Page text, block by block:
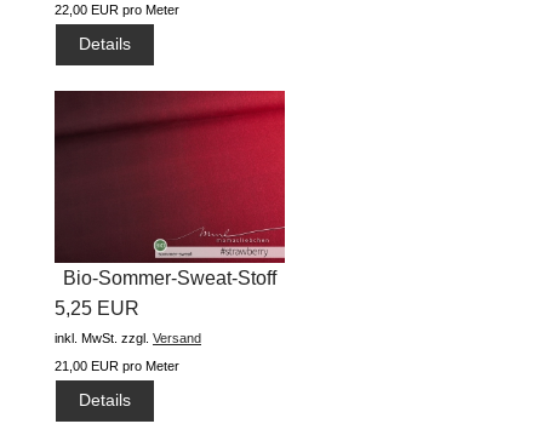
22,00 EUR pro Meter
Details
Bio-Sommer-Sweat-Stoff
"basic...
5,25 EUR
inkl. MwSt. zzgl. Versand
21,00 EUR pro Meter
Details